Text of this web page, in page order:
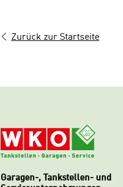
Zurück zur Startseite
Garagen-, Tankstellen- und